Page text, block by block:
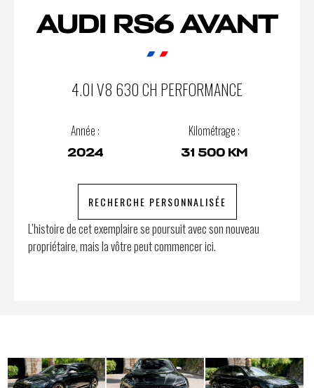
AUDI RS6 AVANT
4.0I V8 630 CH PERFORMANCE
Année :
2024
Kilométrage :
31 500 KM
RECHERCHE PERSONNALISÉE
L’histoire de cet exemplaire se poursuit avec son nouveau
propriétaire, mais la vôtre peut commencer ici.